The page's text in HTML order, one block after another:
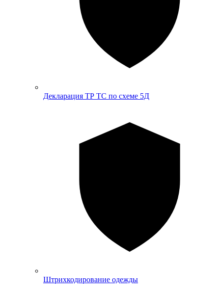
Декларация ТР ТС по схеме 5Д
Штрихкодирование одежды